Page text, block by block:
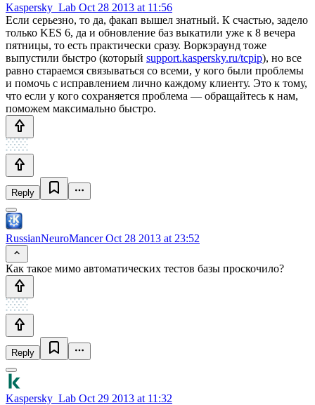
Kaspersky_Lab Oct 28 2013 at 11:56
Если серьезно, то да, факап вышел знатный. К счастью, задело
только KES 6, да и обновление баз выкатили уже к 8 вечера
пятницы, то есть практически сразу. Воркэраунд тоже
выпустили быстро (который support.kaspersky.ru/tcpip), но все
равно стараемся связываться со всеми, у кого были проблемы
и помочь с исправлением лично каждому клиенту. Это к тому,
что если у кого сохраняется проблема — обращайтесь к нам,
поможем максимально быстро.
Reply
RussianNeuroMancerOct 28 2013 at 23:52
Как такое мимо автоматических тестов базы проскочило?
Reply
Kaspersky_Lab Oct 29 2013 at 11:32